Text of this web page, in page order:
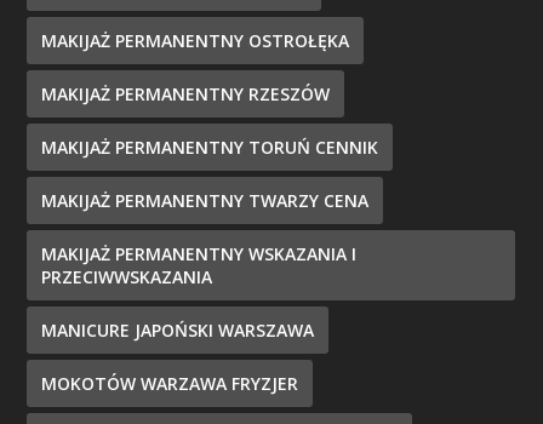
MAKIJAŻ PERMANENTNY OSTROŁĘKA
MAKIJAŻ PERMANENTNY RZESZÓW
MAKIJAŻ PERMANENTNY TORUŃ CENNIK
MAKIJAŻ PERMANENTNY TWARZY CENA
MAKIJAŻ PERMANENTNY WSKAZANIA I
PRZECIWWSKAZANIA
MANICURE JAPOŃSKI WARSZAWA
MOKOTÓW WARZAWA FRYZJER